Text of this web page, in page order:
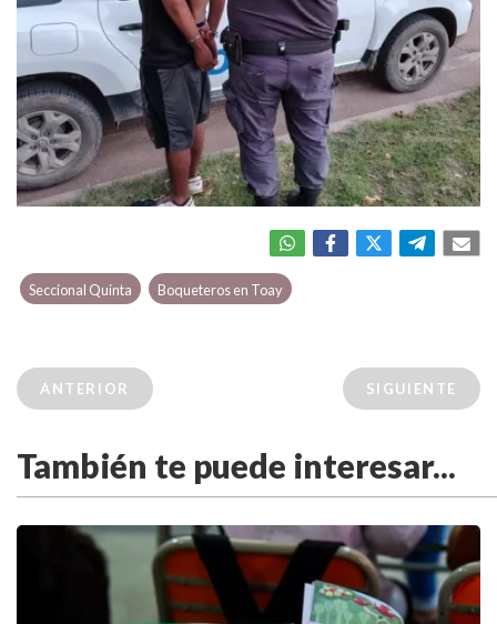
Seccional Quinta Boqueteros en Toay
ANTERIOR SIGUIENTE
También te puede interesar...